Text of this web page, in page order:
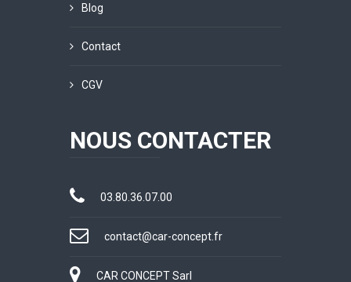
Blog
Contact
CGV
NOUS CONTACTER
03.80.36.07.00
contact@car-concept.fr
CAR CONCEPT Sarl